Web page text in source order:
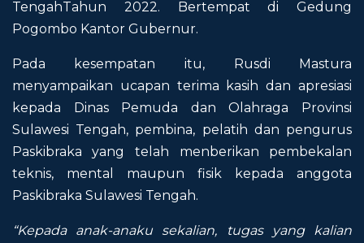
TengahTahun 2022. Bertempat di Gedung
Pogombo Kantor Gubernur.
Pada kesempatan itu, Rusdi Mastura
menyampaikan ucapan terima kasih dan apresiasi
kepada Dinas Pemuda dan Olahraga Provinsi
Sulawesi Tengah, pembina, pelatih dan pengurus
Paskibraka yang telah menberikan pembekalan
teknis, mental maupun fisik kepada anggota
Paskibraka Sulawesi Tengah.
“Kepada anak-anaku sekalian, tugas yang kalian